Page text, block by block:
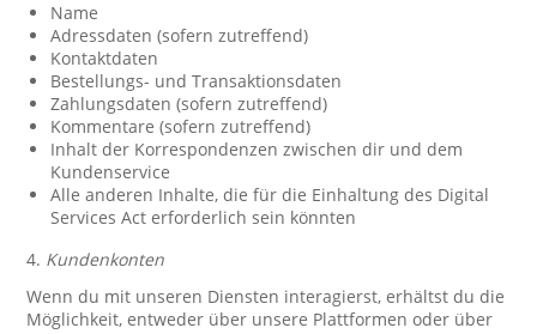
Name
Adressdaten (sofern zutreffend)
Kontaktdaten
Bestellungs- und Transaktionsdaten
Zahlungsdaten (sofern zutreffend)
Kommentare (sofern zutreffend)
Inhalt der Korrespondenzen zwischen dir und dem
Kundenservice
Alle anderen Inhalte, die für die Einhaltung des Digital
Services Act erforderlich sein könnten
4. Kundenkonten
Wenn du mit unseren Diensten interagierst, erhältst du die
Möglichkeit, entweder über unsere Plattformen oder über